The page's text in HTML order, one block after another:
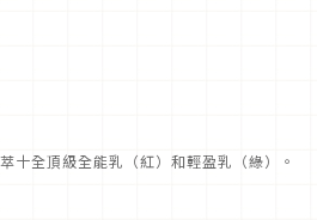
全頂級全能乳（紅）和輕盈乳（綠）。